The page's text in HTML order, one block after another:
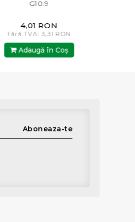
RON
3,31 RON
în Coş
Aboneaza-te